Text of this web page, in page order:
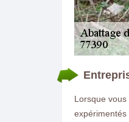
Lorsque
expérimentés